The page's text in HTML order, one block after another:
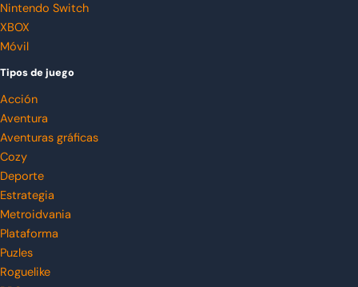
Nintendo Switch
XBOX
Móvil
Tipos de juego
Acción
Aventura
Aventuras gráficas
Cozy
Deporte
Estrategia
Metroidvania
Plataforma
Puzles
Roguelike